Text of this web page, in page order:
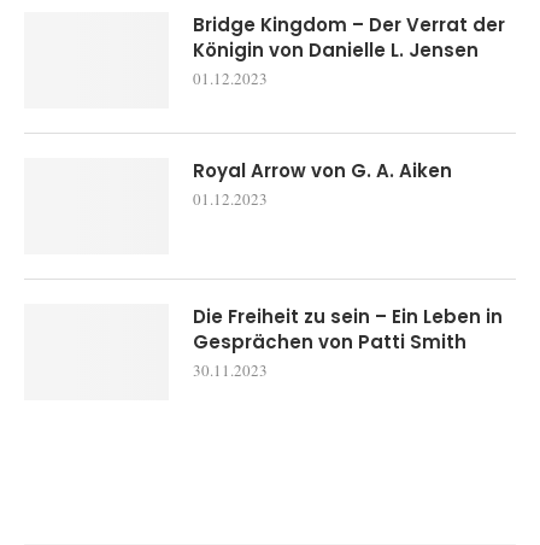
Bridge Kingdom – Der Verrat der
Königin von Danielle L. Jensen
01.12.2023
Royal Arrow von G. A. Aiken
01.12.2023
Die Freiheit zu sein – Ein Leben in
Gesprächen von Patti Smith
30.11.2023